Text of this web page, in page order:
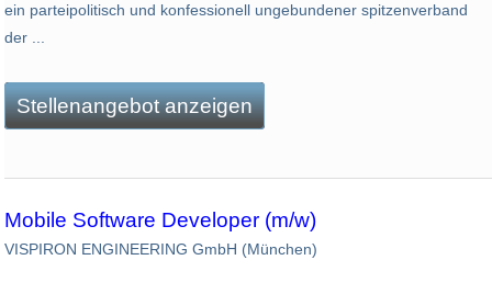
ein parteipolitisch und konfessionell ungebundener spitzenverband
der ...
Stellenangebot anzeigen
Mobile Software Developer (m/w)
VISPIRON ENGINEERING GmbH (München)